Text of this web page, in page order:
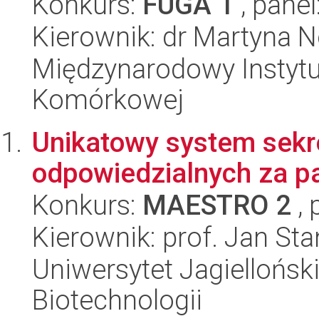
Kierownik: dr Martyna
Międzynarodowy
Komórkowej
Unikatowy system
odpowiedzialnych za
Konkurs: MAESTRO 2 ,
Kierownik: prof. Jan
Uniwersytet
Biotechnologii